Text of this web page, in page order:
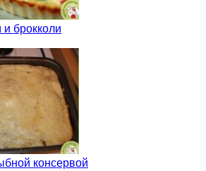
брокколи
консервой